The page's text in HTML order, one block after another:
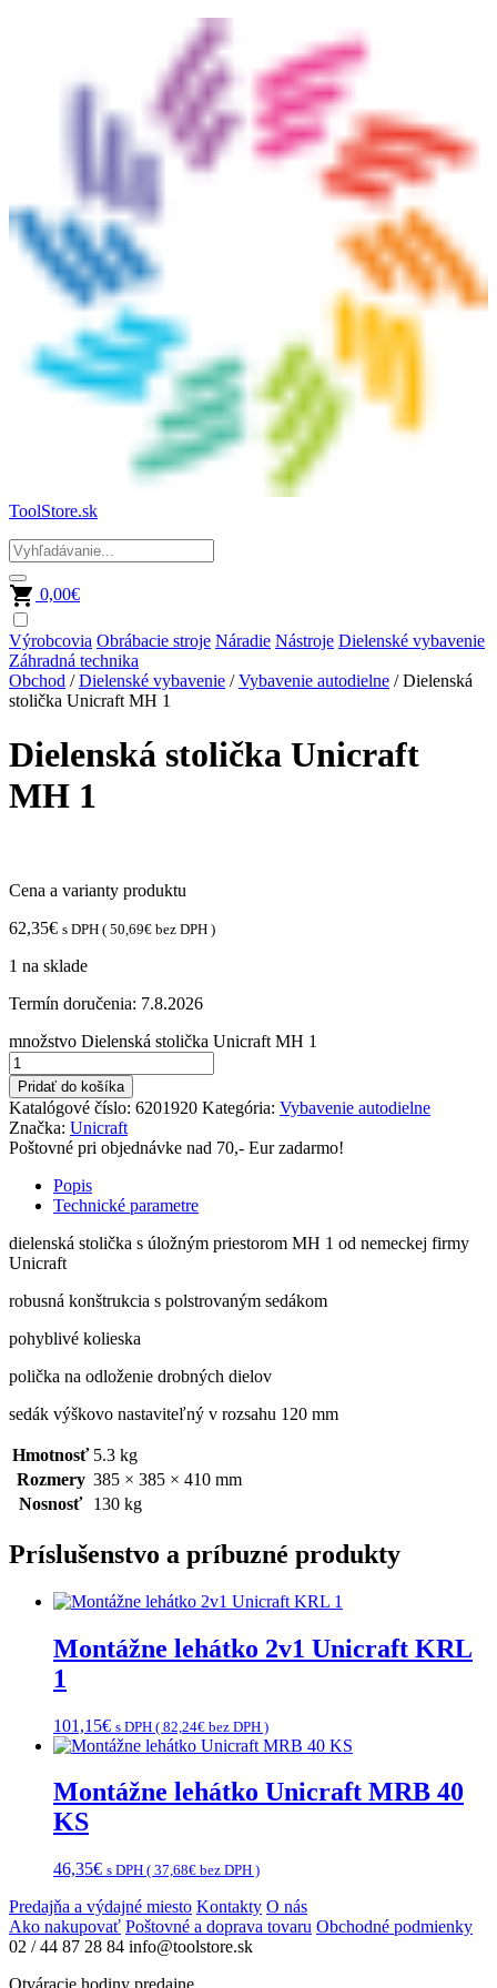
ToolStore.sk
0,00€
Výrobcovia Obrábacie stroje Náradie Nástroje Dielenské vybavenie
Záhradná technika
Obchod /Dielenské vybavenie /Vybavenie autodielne / Dielenská
stolička Unicraft MH 1
Dielenská stolička Unicraft
MH 1
Cena a varianty produktu
62,35€ s DPH ( 50,69€ bez DPH )
1 na sklade
Termín doručenia: 7.8.2026
množstvo Dielenská stolička Unicraft MH 1
Pridať do košíka
Katalógové číslo: 6201920 Kategória: Vybavenie autodielne
Značka: Unicraft
Poštovné pri objednávke nad 70,- Eur zadarmo!
Popis
Technické parametre
dielenská stolička s úložným priestorom MH 1 od nemeckej firmy
Unicraft
robusná konštrukcia s polstrovaným sedákom
pohyblivé kolieska
polička na odloženie drobných dielov
sedák výškovo nastaviteľný v rozsahu 120 mm
Hmotnosť 5.3 kg
Rozmery 385 × 385 × 410 mm
Nosnosť
130 kg
Príslušenstvo a príbuzné produkty
Montážne lehátko 2v1 Unicraft KRL
1
101,15€ s DPH ( 82,24€ bez DPH )
Montážne lehátko Unicraft MRB 40
KS
46,35€ s DPH ( 37,68€ bez DPH )
Predajňa a výdajné miesto Kontakty O nás
Ako nakupovať Poštovné a doprava tovaru Obchodné podmienky
02 / 44 87 28 84 info@toolstore.sk